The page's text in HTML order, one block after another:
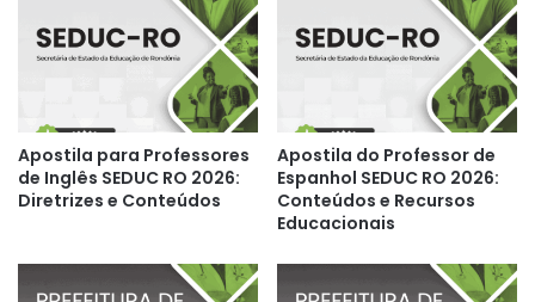
Apostila para Professores
de Inglês SEDUC RO 2026:
Diretrizes e Conteúdos
Apostila do Professor de
Espanhol SEDUC RO 2026:
Conteúdos e Recursos
Educacionais